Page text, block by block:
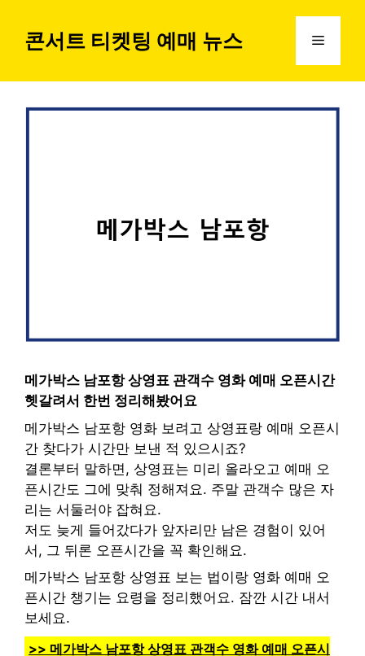
콘서트 티켓팅 예매 뉴스 메
메가박스 남포항 상영표 관객수 영화 예매 오픈시간
헷갈려서 한번 정리해봤어요
메가박스 남포항 영화 보려고 상영표랑 예매 오픈시
간 찾다가 시간만 보낸 적 있으시죠?
결론부터 말하면, 상영표는 미리 올라오고 예매 오
픈시간도 그에 맞춰 정해져요. 주말 관객수 많은 자
리는 서둘러야 잡혀요.
저도 늦게 들어갔다가 앞자리만 남은 경험이 있어
서, 그 뒤론 오픈시간을 꼭 확인해요.
메가박스 남포항 상영표 보는 법이랑 영화 예매 오
픈시간 챙기는 요령을 정리했어요. 잠깐 시간 내서
보세요.
>> 메가박스 남포항 상영표 관객수 영화 예매 오픈시